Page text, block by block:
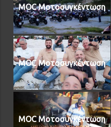
MOC Μοτοσυγκέντωση
MOC Μοτοσυγκέντωση
MOC Μοτοσυγκέντωση